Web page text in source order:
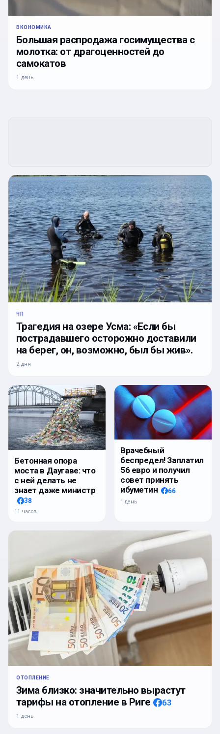
ЭКОНОМИКА
Большая распродажа госимущества с
молотка: от драгоценностей до
самокатов
1 день
ЧП
Трагедия на озере Усма: «Если бы
пострадавшего осторожно доставили
на берег, он, возможно, был бы жив».
2 дня
Бетонная опора
моста в Даугаве: что
с ней делать не
знает даже министр
38
11 часов
Врачебный
беспредел! Заплатил
56 евро и получил
совет принять
ибуметин
66
1 день
ОТОПЛЕНИЕ
Зима близко: значительно вырастут
тарифы на отопление в Риге
63
1 день